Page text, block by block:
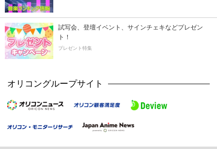
試写会、登壇イベント、サインチェキなどプレゼン
ト！
プレゼント特集
オリコングループサイト